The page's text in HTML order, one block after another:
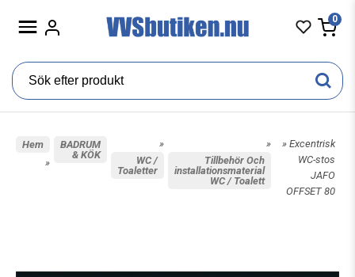
0
Hem
»
BADRUM
& KÖK
»
WC /
Toaletter
»
Tillbehör Och
installationsmaterial
WC / Toalett
» Excentrisk
WC-stos
JAFO
OFFSET 80